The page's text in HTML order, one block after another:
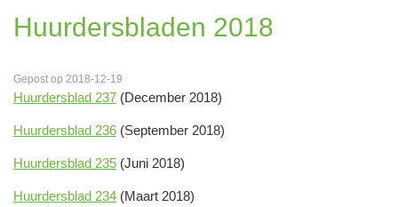
Huurdersbladen 2018
Gepost op 2018-12-19
Huurdersblad 237 (December 2018)
Huurdersblad 236 (September 2018)
Huurdersblad 235 (Juni 2018)
Huurdersblad 234 (Maart 2018)